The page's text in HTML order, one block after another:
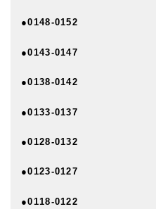
●0148-0152
●0143-0147
●0138-0142
●0133-0137
●0128-0132
●0123-0127
●0118-0122